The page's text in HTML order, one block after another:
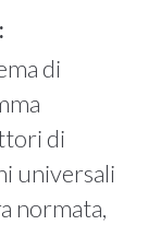
di
di
universali
normata,